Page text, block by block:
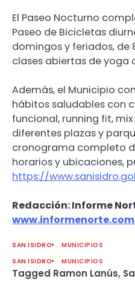
El Paseo Nocturno
Paseo de Bicicletas
domingos y feriados, de
clases abiertas de yoga
Además, el Municipio
hábitos saludables con
funcional, running fit,
diferentes plazas y
cronograma completo
horarios y ubicaciones,
https://
Redacción: Informe
SAN ISIDRO
MUNICIPIOS
SAN ISIDRO
MUNICIPIOS
Tagged Ramon Lanús,